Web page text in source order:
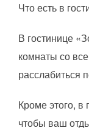
Что есть в
В гостинице
комнаты со
расслабиться
Кроме этого, в
чтобы ваш